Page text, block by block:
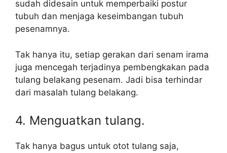
sudah didesain untuk memperbaiki postur
tubuh dan menjaga keseimbangan tubuh
pesenamnya.
Tak hanya itu, setiap gerakan dari senam irama
juga mencegah terjadinya pembengkakan pada
tulang belakang pesenam. Jadi bisa terhindar
dari masalah tulang belakang.
4. Menguatkan tulang.
Tak hanya bagus untuk otot tulang saja,